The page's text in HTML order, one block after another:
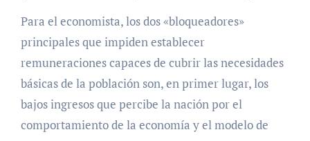
Para el economista, los dos «bloqueadores»
principales que impiden establecer
remuneraciones capaces de cubrir las necesidades
básicas de la población son, en primer lugar, los
bajos ingresos que percibe la nación por el
comportamiento de la economía y el modelo de